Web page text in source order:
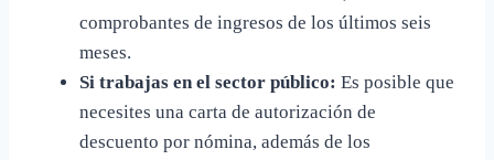
comprobantes de ingresos de los últimos seis
meses.
Si trabajas en el sector público: Es posible que
necesites una carta de autorización de
descuento por nómina, además de los